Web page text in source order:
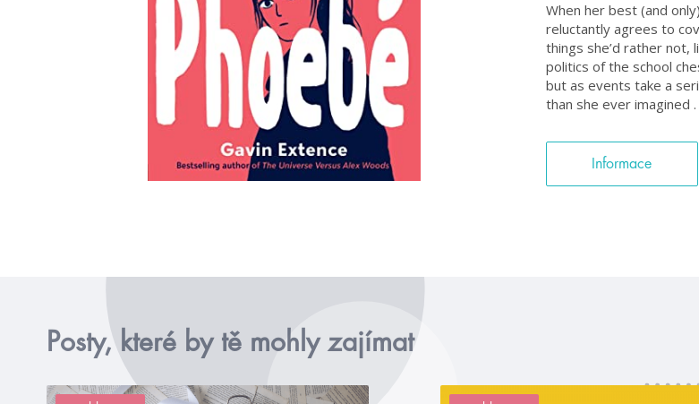
When her best (and
reluctantly agrees to
things she’d rather not,
politics of the school
but as events take a
than she ever imagined .
Informace
Posty, které by tě mohly zajímat